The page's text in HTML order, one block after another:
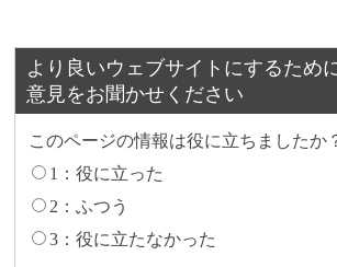
より良いウェブサイトにするため
意見をお聞かせください
このページの情報は役に立ちましたか
1：役に立った
2：ふつう
3：役に立たなかった